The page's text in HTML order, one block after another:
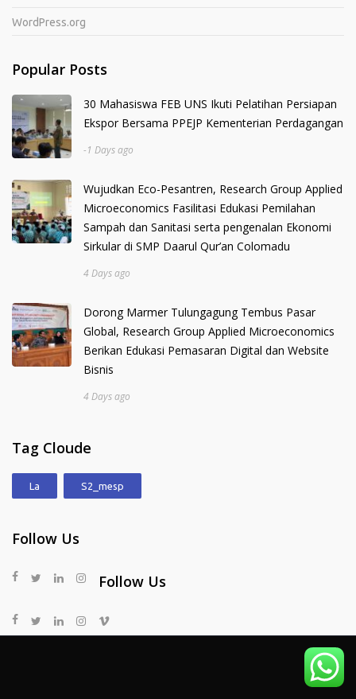
WordPress.org
Popular Posts
30 Mahasiswa FEB UNS Ikuti Pelatihan Persiapan
Ekspor Bersama PPEJP Kementerian Perdagangan
-1 Days ago
Wujudkan Eco-Pesantren, Research Group Applied
Microeconomics Fasilitasi Edukasi Pemilahan
Sampah dan Sanitasi serta pengenalan Ekonomi
Sirkular di SMP Daarul Qur’an Colomadu
4 Days ago
Dorong Marmer Tulungagung Tembus Pasar
Global, Research Group Applied Microeconomics
Berikan Edukasi Pemasaran Digital dan Website
Bisnis
4 Days ago
Tag Cloude
La S2_mesp
Follow Us
Follow Us